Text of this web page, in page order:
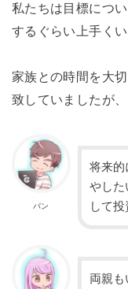
私たちは目標につ
するぐらい上手く
家族との時間を大
致していましたが
パン
将来的
やした
して投
両親